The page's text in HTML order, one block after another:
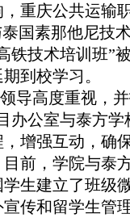
重庆公共运输
国素那他尼技
铁技术培训班”
期到校学习。
高度重视，并
办公室与泰方
增强互动，确
前，学院与泰
生建立了班级
传和留学生管